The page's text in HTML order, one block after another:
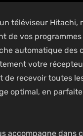
téléviseur
de vos
automatique des
votre
recevoir toutes
optimal, en
accompagne